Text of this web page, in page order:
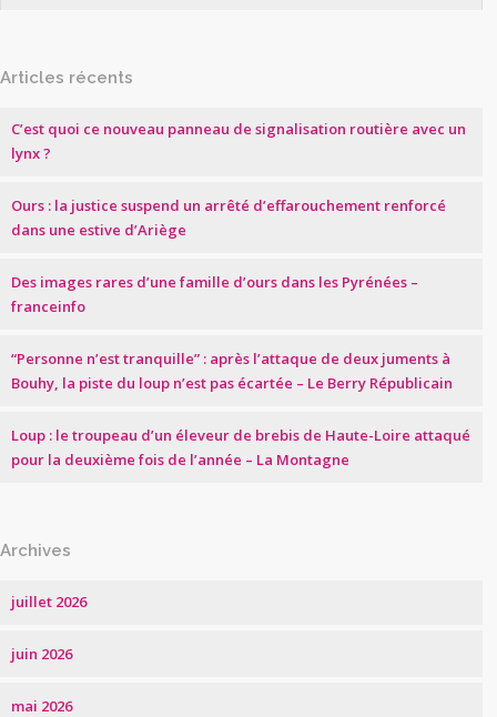
Articles récents
C’est quoi ce nouveau panneau de signalisation routière avec un
lynx ?
Ours : la justice suspend un arrêté d’effarouchement renforcé
dans une estive d’Ariège
Des images rares d’une famille d’ours dans les Pyrénées –
franceinfo
“Personne n’est tranquille” : après l’attaque de deux juments à
Bouhy, la piste du loup n’est pas écartée – Le Berry Républicain
Loup : le troupeau d’un éleveur de brebis de Haute-Loire attaqué
pour la deuxième fois de l’année – La Montagne
Archives
juillet 2026
juin 2026
mai 2026